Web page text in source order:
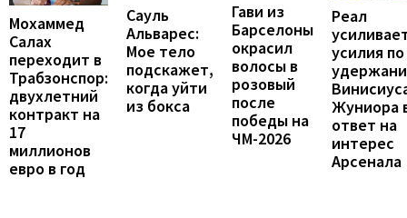
Мохаммед
Салах
переходит в
Трабзонспор:
двухлетний
контракт на
17
миллионов
евро в год
Сауль
Альварес:
Мое тело
подскажет,
когда уйти
из бокса
Гави из
Барселоны
окрасил
волосы в
розовый
после
победы на
ЧМ-2026
Реал
усилия по
Жуниора
ответ на
интерес
Арсенала